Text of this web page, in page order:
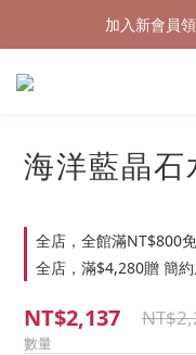
加入新會員
加入新會員
七夕情人節
海洋藍晶
全店，全館滿NT$800
全店，滿$4,280贈 簡
NT$2,137
數量